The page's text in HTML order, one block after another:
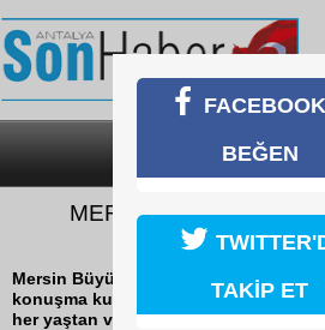
SON DAKİKA
MERSİN’DE
KULÜBÜNE
Mersin Büyükşehir Belediyesinin
konuşma kulübü "Hello Mersin',
her yaştan vatandaşı bir araya getirdi.
BEĞEN
TAKİP ET